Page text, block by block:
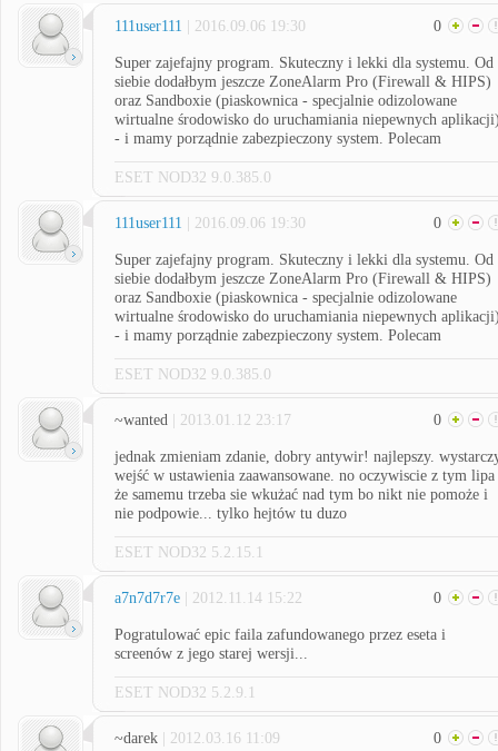
111user111 | 2016.09.06 19:30 0
Super zajefajny program. Skuteczny i lekki dla systemu. Od
siebie dodałbym jeszcze ZoneAlarm Pro (Firewall & HIPS)
oraz Sandboxie (piaskownica - specjalnie odizolowane
wirtualne środowisko do uruchamiania niepewnych
- i mamy porządnie zabezpieczony system. Polecam
ESET NOD32 9.0.385.0
111user111 | 2016.09.06 19:30 0
Super zajefajny program. Skuteczny i lekki dla systemu. Od
siebie dodałbym jeszcze ZoneAlarm Pro (Firewall & HIPS)
oraz Sandboxie (piaskownica - specjalnie odizolowane
wirtualne środowisko do uruchamiania niepewnych
- i mamy porządnie zabezpieczony system. Polecam
ESET NOD32 9.0.385.0
~wanted | 2013.01.12 23:17 0
jednak zmieniam zdanie, dobry antywir! najlepszy.
wejść w ustawienia zaawansowane. no oczywiscie z tym lipa
że samemu trzeba sie wkużać nad tym bo nikt nie pomoże i
nie podpowie... tylko hejtów tu duzo
ESET NOD32 5.2.15.1
a7n7d7r7e | 2012.11.14 15:22 0
Pogratulować epic faila zafundowanego przez eseta i
screenów z jego starej wersji...
ESET NOD32 5.2.9.1
~darek | 2012.03.16 11:09 0